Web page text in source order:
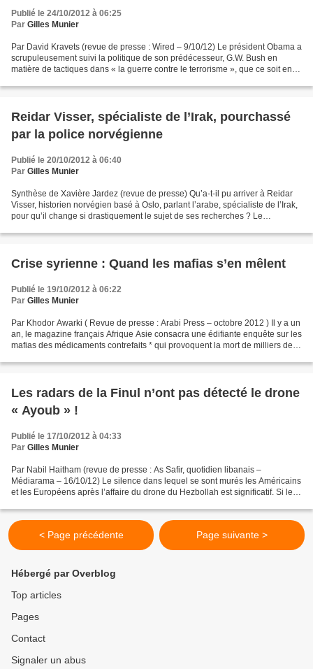
Publié le 24/10/2012 à 06:25
Par Gilles Munier
Par David Kravets (revue de presse : Wired – 9/10/12) Le président Obama a
scrupuleusement suivi la politique de son prédécesseur, G.W. Bush en
matière de tactiques dans « la guerre contre le terrorisme », que ce soit en
Reidar Visser, spécialiste de l’Irak, pourchassé
par la police norvégienne
Publié le 20/10/2012 à 06:40
Par Gilles Munier
Synthèse de Xavière Jardez (revue de presse) Qu’a-t-il pu arriver à Reidar
Visser, historien norvégien basé à Oslo, parlant l’arabe, spécialiste de l’Irak,
pour qu’il change si drastiquement le sujet de ses recherches ? Le
Crise syrienne : Quand les mafias s’en mêlent
Publié le 19/10/2012 à 06:22
Par Gilles Munier
Par Khodor Awarki ( Revue de presse : Arabi Press – octobre 2012 ) Il y a un
an, le magazine français Afrique Asie consacra une édifiante enquête sur les
mafias des médicaments contrefaits * qui provoquent la mort de milliers de
Les radars de la Finul n’ont pas détecté le drone
« Ayoub » !
Publié le 17/10/2012 à 04:33
Par Gilles Munier
Par Nabil Haitham (revue de presse : As Safir, quotidien libanais –
Médiarama – 16/10/12) Le silence dans lequel se sont murés les Américains
et les Européens après l’affaire du drone du Hezbollah est significatif. Si les
< Page précédente Page suivante >
Hébergé par Overblog
Top articles
Pages
Contact
Signaler un abus